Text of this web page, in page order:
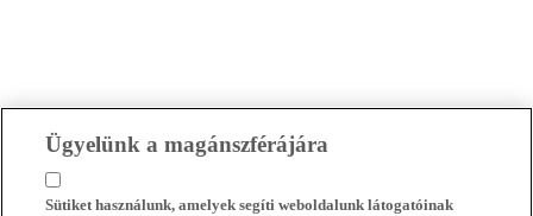
Ügyelünk a magánszférájára
Sütiket használunk, amelyek segíti weboldalunk látogatóinak